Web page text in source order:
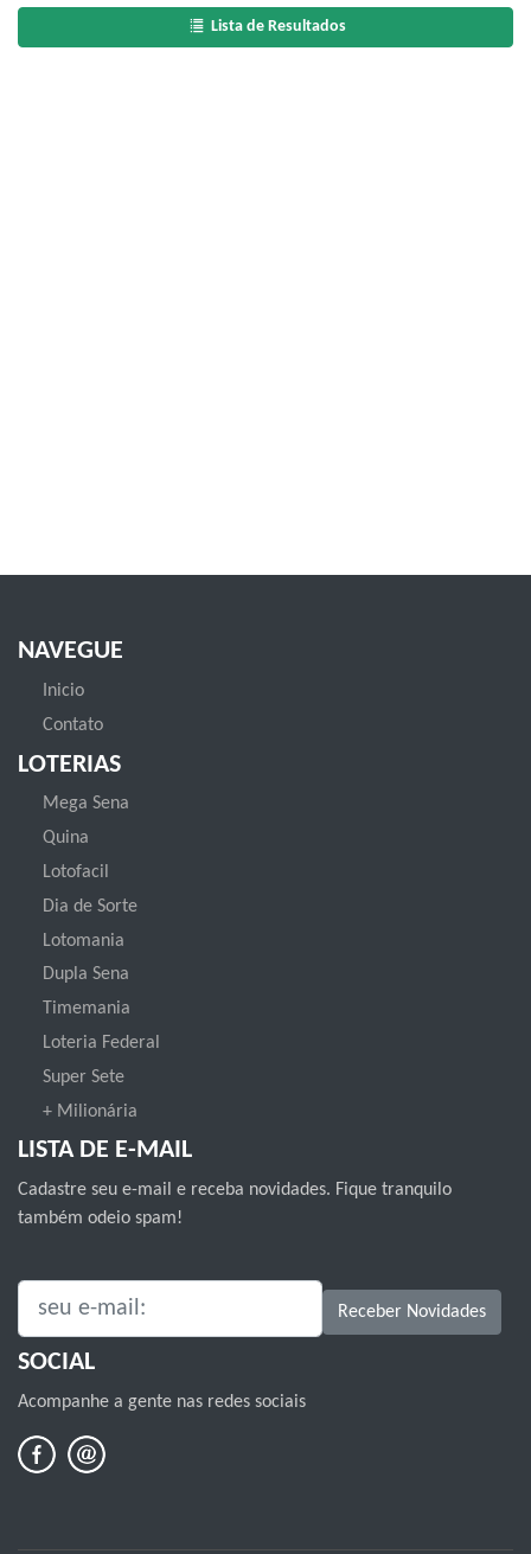
Lista de Resultados
NAVEGUE
Inicio
Contato
LOTERIAS
Mega Sena
Quina
Lotofacil
Dia de Sorte
Lotomania
Dupla Sena
Timemania
Loteria Federal
Super Sete
+ Milionária
LISTA DE E-MAIL
Cadastre seu e-mail e receba novidades. Fique tranquilo
também odeio spam!
SEU E-MAIL: Receber Novidades
SOCIAL
Acompanhe a gente nas redes sociais